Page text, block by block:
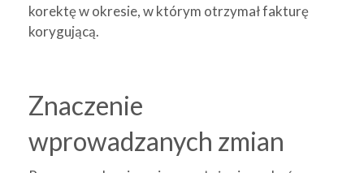
korektę w okresie, w którym otrzymał fakturę
korygującą.
Znaczenie
wprowadzanych zmian